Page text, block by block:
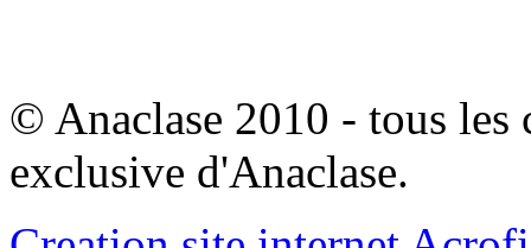
© Anaclase 2010 - tous les
exclusive d'Anaclase.